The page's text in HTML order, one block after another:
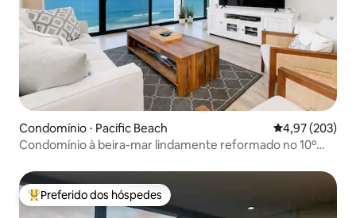
Condomínio ⋅ Pacific Beach 4,97 de uma
4,97 (203)
Condomínio à beira-mar lindamente reformado no 10º
Entre os melhores preferidos dos hóspedes
Preferido dos hóspedes